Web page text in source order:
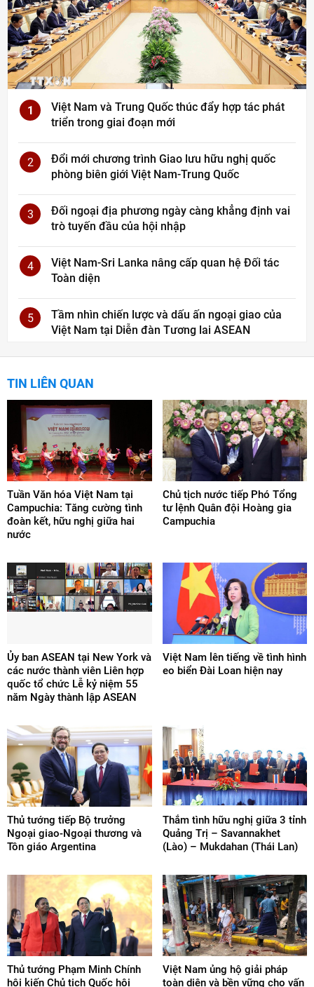
1
Việt Nam và Trung Quốc thúc đẩy hợp tác phát
triển trong giai đoạn mới
2
Đổi mới chương trình Giao lưu hữu nghị quốc
phòng biên giới Việt Nam-Trung Quốc
3
Đối ngoại địa phương ngày càng khẳng định vai
trò tuyến đầu của hội nhập
4
Việt Nam-Sri Lanka nâng cấp quan hệ Đối tác
Toàn diện
5
Tầm nhìn chiến lược và dấu ấn ngoại giao của
Việt Nam tại Diễn đàn Tương lai ASEAN
TIN LIÊN QUAN
Tuần Văn hóa Việt Nam tại
Campuchia: Tăng cường tình
đoàn kết, hữu nghị giữa hai
nước
Chủ tịch nước tiếp Phó Tổng
tư lệnh Quân đội Hoàng gia
Campuchia
Ủy ban ASEAN tại New York và
các nước thành viên Liên hợp
quốc tổ chức Lễ kỷ niệm 55
năm Ngày thành lập ASEAN
Việt Nam lên tiếng về tình hình
eo biển Đài Loan hiện nay
Thủ tướng tiếp Bộ trưởng
Ngoại giao-Ngoại thương và
Tôn giáo Argentina
Thắm tình hữu nghị giữa 3 tỉnh
Quảng Trị – Savannakhet
(Lào) – Mukdahan (Thái Lan)
Thủ tướng Phạm Minh Chính
hội kiến Chủ tịch Quốc hội
Việt Nam ủng hộ giải pháp
toàn diện và bền vững cho vấn